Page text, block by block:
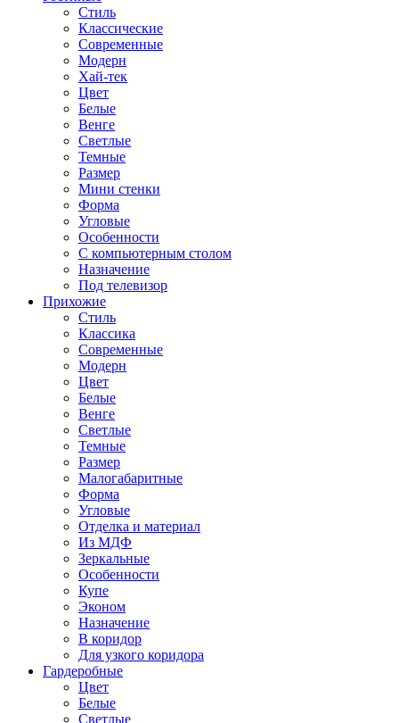
Стиль
Классические
Современные
Модерн
Хай-тек
Цвет
Белые
Венге
Светлые
Темные
Размер
Мини стенки
Форма
Угловые
Особенности
С компьютерным столом
Назначение
Под телевизор
Прихожие
Стиль
Классика
Современные
Модерн
Цвет
Белые
Венге
Светлые
Темные
Размер
Малогабаритные
Форма
Угловые
Отделка и материал
Из МДФ
Зеркальные
Особенности
Купе
Эконом
Назначение
В коридор
Для узкого коридора
Гардеробные
Цвет
Белые
Светлые